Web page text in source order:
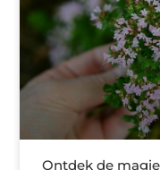
Ontdek de